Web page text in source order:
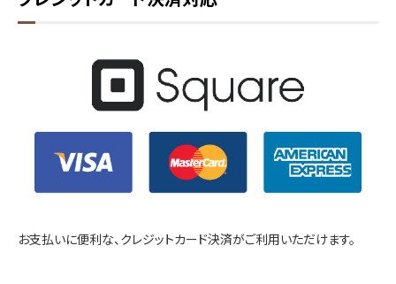
お支払いに便利な、クレジットカード決済がご利用いただけます。